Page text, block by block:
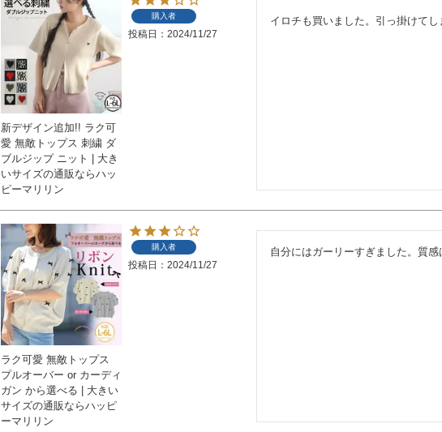
新デザイン追加!! ラク可
愛 無敵トップス 刺繍 ダ
ブルジップ ニット | 大き
いサイズの通販ならハッ
ピーマリリン
購入者
投稿日 2024/11/27
イロチも買いました。引っ掛けてし
ラク可愛 無敵トップス
プルオーバー or カーディ
ガン から選べる | 大きい
サイズの通販ならハッピ
ーマリリン
購入者
投稿日 2024/11/27
自分にはガーリーすぎました。質感